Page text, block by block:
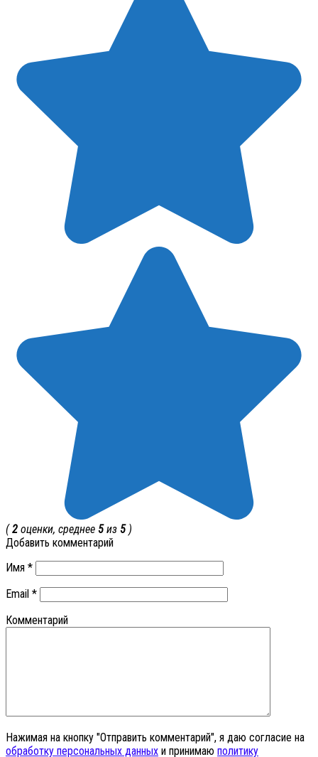
(2 оценки, среднее 5из 5)
Добавить комментарий
Имя *
Email *
Комментарий
Нажимая на кнопку "Отправить комментарий", я даю согласие на
обработку персональных данных и принимаю политику